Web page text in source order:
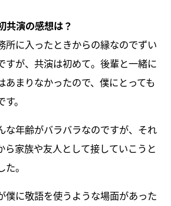
演の感想は？
所に入ったときからの縁なのでずい
すが、共演は初めて。後輩と一緒に
あまりなかったので、僕にとっても
。
な年齢がバラバラなのですが、それ
ら家族や友人として接していこうと
。
僕に敬語を使うような場面があった